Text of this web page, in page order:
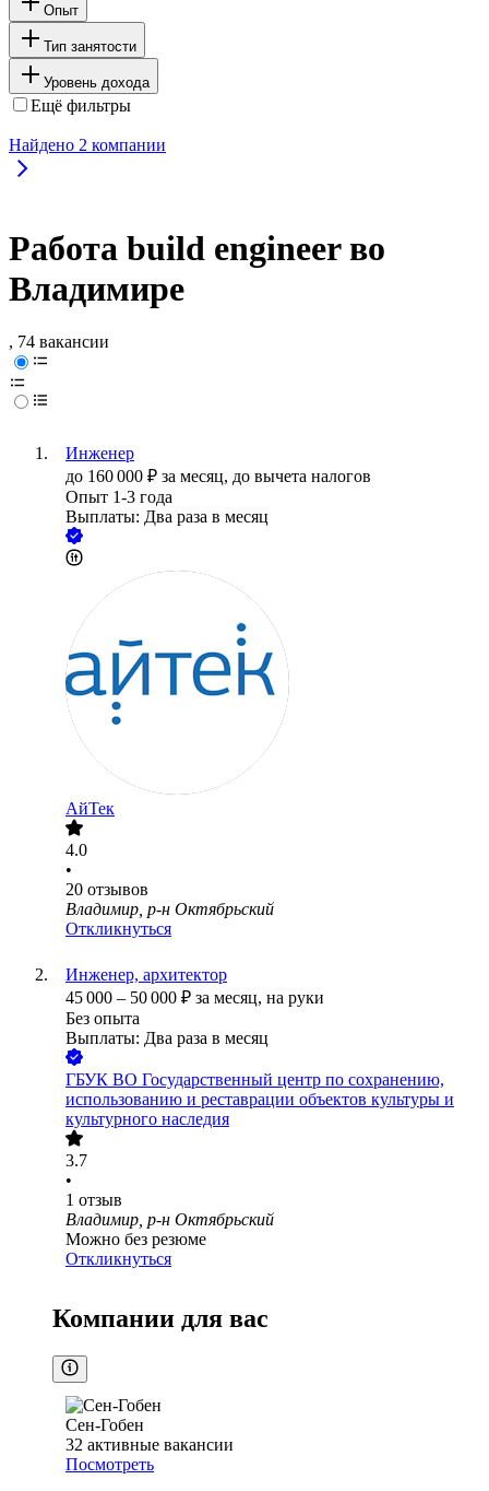
Опыт
Тип занятости
Уровень дохода
Ещё фильтры
Найдено 2 компании
Работа build engineer во
Владимире
, 74 вакансии
Инженер
до 160 000 ₽ за месяц, до вычета налогов
Опыт 1-3 года
Выплаты: Два раза в месяц
АйТек
4.0
•
20 отзывов
Владимир, р-н Октябрьский
Откликнуться
Инженер, архитектор
45 000 – 50 000 ₽ за месяц, на руки
Без опыта
Выплаты: Два раза в месяц
ГБУК ВО Государственный центр по сохранению,
использованию и реставрации объектов культуры и
культурного наследия
3.7
•
1 отзыв
Владимир, р-н Октябрьский
Можно без резюме
Откликнуться
Компании для вас
Сен-Гобен
32 активные вакансии
Посмотреть